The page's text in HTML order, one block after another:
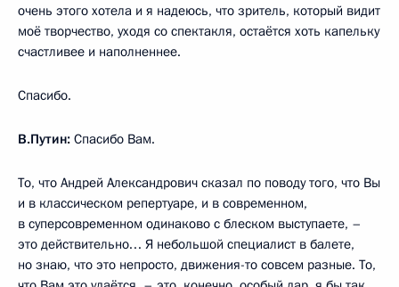
очень этого хотела и я надеюсь, что зритель, который видит
моё творчество, уходя со спектакля, остаётся хоть капельку
счастливее и наполненнее.
Спасибо.
В.Путин: Спасибо Вам.
То, что Андрей Александрович сказал по поводу того, что Вы
и в классическом репертуаре, и в современном,
в суперсовременном одинаково с блеском выступаете, –
это действительно… Я небольшой специалист в балете,
но знаю, что это непросто, движения-то совсем разные. То,